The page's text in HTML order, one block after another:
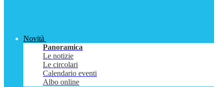
Novità
Panoramica
Le notizie
Le circolari
Calendario eventi
Albo online